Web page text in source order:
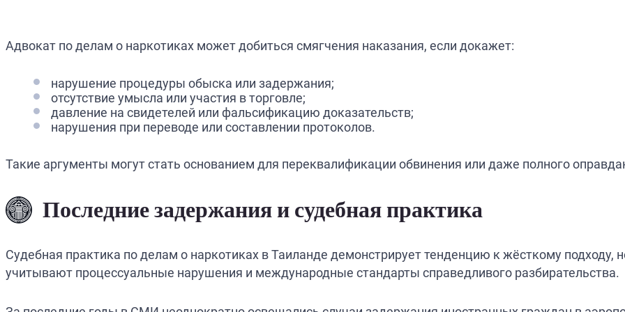
Адвокат по делам о наркотиках может добиться смягчения наказания, если докажет:
нарушение процедуры обыска или задержания;
отсутствие умысла или участия в торговле;
давление на свидетелей или фальсификацию доказательств;
нарушения при переводе или составлении протоколов.
Такие аргументы могут стать основанием для переквалификации обвинения или даже полного
Последние задержания и судебная практика
Судебная практика по делам о наркотиках в Таиланде демонстрирует тенденцию к жёсткому подходу,
учитывают процессуальные нарушения и международные стандарты справедливого разбирательства.